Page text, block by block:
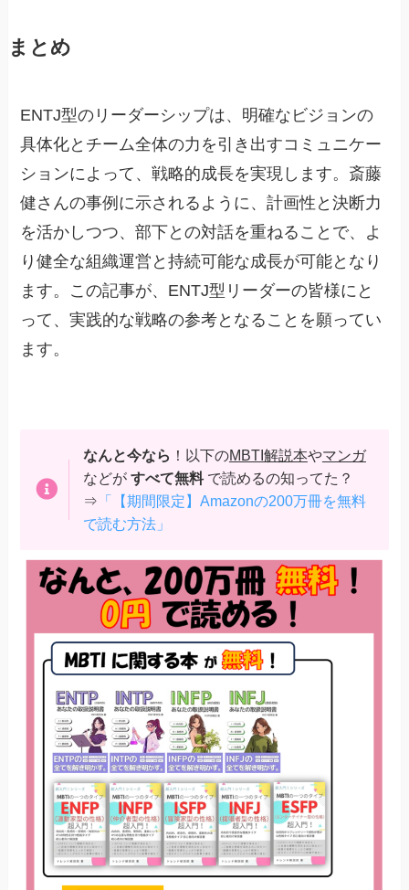
まとめ
ENTJ型のリーダーシップは、明確なビジョンの
具体化とチーム全体の力を引き出すコミュニケー
ションによって、戦略的成長を実現します。斎藤
健さんの事例に示されるように、計画性と決断力
を活かしつつ、部下との対話を重ねることで、よ
り健全な組織運営と持続可能な成長が可能となり
ます。この記事が、ENTJ型リーダーの皆様にと
って、実践的な戦略の参考となることを願ってい
ます。
なんと今なら ！以下のMBTI解説本やマンガ
などが すべて無料で読めるの知ってた？
⇒ 「【期間限定】Amazonの200万冊を無料
で読む方法」